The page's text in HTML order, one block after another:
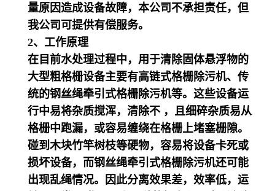
量原因造成设备故障，本公司不承担责任，但
我公司可提供有偿服务。
2、工作原理
在目前水处理过程中，用于清除固体悬浮物的
大型粗格栅设备主要有高链式格栅除污机、传
统的钢丝绳牵引式格栅除污机等。这些设备运
行中易将杂质搅浑，清除不 ，且细碎杂质易从
格栅中跑漏，或容易缠绕在格栅上堵塞栅隙。
碰到木块竹竿树枝等硬物，容易将设备卡死或
损坏设备，而钢丝绳牵引式格栅除污机还可能
出现乱绳情况。因此分离效果差，效率低，运